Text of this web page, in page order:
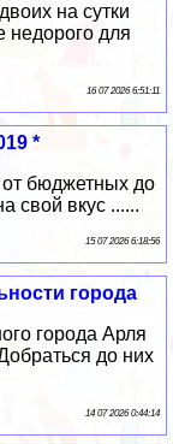
на сутки
недорого для
16 07 2026 6:51:11
*
бюджетных до
свой вкус ......
15 07 2026 6:18:56
города
города Арля
до них
14 07 2026 0:44:14